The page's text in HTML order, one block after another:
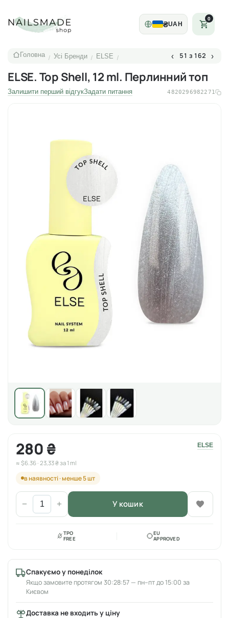
₴UAH
0
Головна / Усі Бренди / ELSE / ‹ 51 з 162 ›
ELSE. Top Shell, 12 ml. Перлинний топ
Залишити перший відгукЗадати питання 4820296982271
280 ₴
≈ $6.36 · 23,33 ₴ за 1 ml
ELSE
в наявності · менше 5 шт
− + У кошик
TPO
FREE
EU
APPROVED
Спакуємо у понеділок
Якщо замовите протягом 30:28:57 — пн–пт до 15:00 за
Києвом
Доставка не входить у ціну